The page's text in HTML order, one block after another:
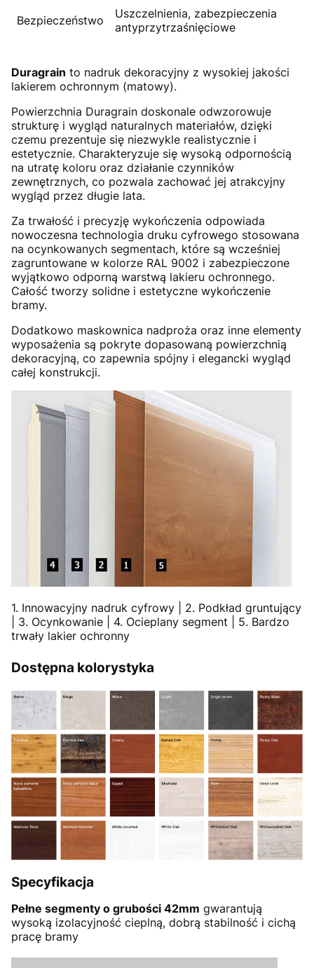
Bezpieczeństwo
Uszczelnienia, zabezpieczenia
antyprzytrzaśnięciowe
Duragrain to nadruk dekoracyjny z wysokiej jakości
lakierem ochronnym (matowy).
Powierzchnia Duragrain doskonale odwzorowuje
strukturę i wygląd naturalnych materiałów, dzięki
czemu prezentuje się niezwykle realistycznie i
estetycznie. Charakteryzuje się wysoką odpornością
na utratę koloru oraz działanie czynników
zewnętrznych, co pozwala zachować jej atrakcyjny
wygląd przez długie lata.
Za trwałość i precyzję wykończenia odpowiada
nowoczesna technologia druku cyfrowego stosowana
na ocynkowanych segmentach, które są wcześniej
zagruntowane w kolorze RAL 9002 i zabezpieczone
wyjątkowo odporną warstwą lakieru ochronnego.
Całość tworzy solidne i estetyczne wykończenie
bramy.
Dodatkowo maskownica nadproża oraz inne elementy
wyposażenia są pokryte dopasowaną powierzchnią
dekoracyjną, co zapewnia spójny i elegancki wygląd
całej konstrukcji.
1. Innowacyjny nadruk cyfrowy | 2. Podkład gruntujący
| 3. Ocynkowanie | 4. Ocieplany segment | 5. Bardzo
trwały lakier ochronny
Dostępna kolorystyka
Specyfikacja
Pełne segmenty o grubości 42mm gwarantują
wysoką izolacyjność cieplną, dobrą stabilność i cichą
pracę bramy